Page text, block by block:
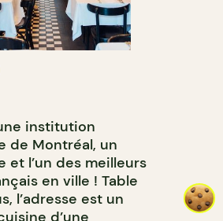
institution
de Montréal, un
et l’un des meilleurs
en ville ! Table
l’adresse est un
d’une